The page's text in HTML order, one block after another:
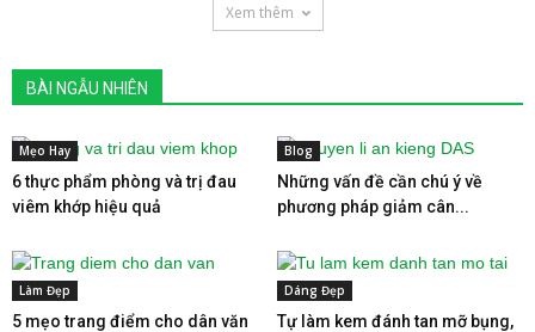
Xem thêm
BÀI NGẪU NHIÊN
Mẹo Hay
6 thực phẩm phòng và trị đau
viêm khớp hiệu quả
Blog
Những vấn đề cần chú ý về
phương pháp giảm cân...
Làm Đẹp
5 mẹo trang điểm cho dân văn
Dáng Đẹp
Tự làm kem đánh tan mỡ bụng,